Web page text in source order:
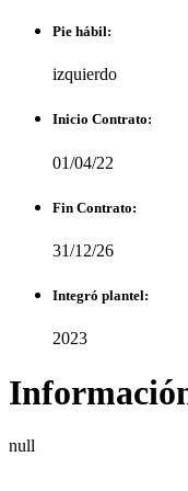
Pie hábil:
izquierdo
Inicio Contrato:
01/04/22
Fin Contrato:
31/12/26
Integró plantel:
2023
null